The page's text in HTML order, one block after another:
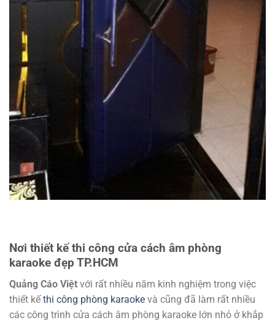
Nơi thiết kế thi công cửa cách âm phòng
karaoke đẹp TP.HCM
Quảng Cáo Việt với rất nhiều năm kinh nghiệm trong việc
thiết kếthi công phòng karaoke và cũng đã làm rất nhiều
các công trình cửa cách âm phòng karaoke lớn nhỏ ở khắp